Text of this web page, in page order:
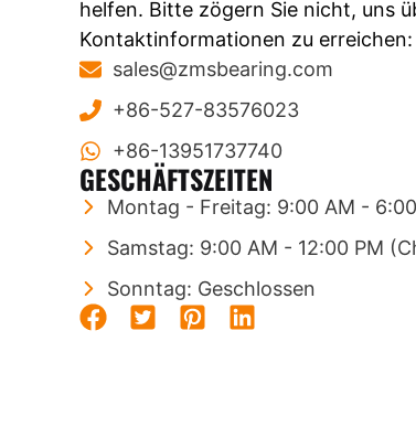
helfen. Bitte zögern Sie nicht, uns
Kontaktinformationen zu erreichen:
sales@zmsbearing.com
+86-527-83576023
+86-13951737740
GESCHÄFTSZEITEN
Montag - Freitag: 9:00 AM -
Samstag: 9:00 AM - 12:00 PM
Sonntag: Geschlossen